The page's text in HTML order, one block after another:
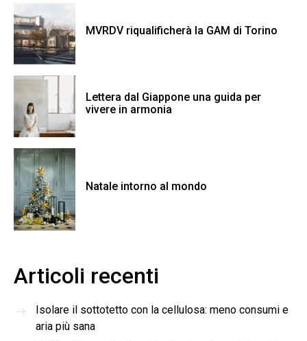
MVRDV riqualificherà la GAM di Torino
Lettera dal Giappone una guida per
vivere in armonia
Natale intorno al mondo
Articoli recenti
Isolare il sottotetto con la cellulosa: meno consumi e
aria più sana